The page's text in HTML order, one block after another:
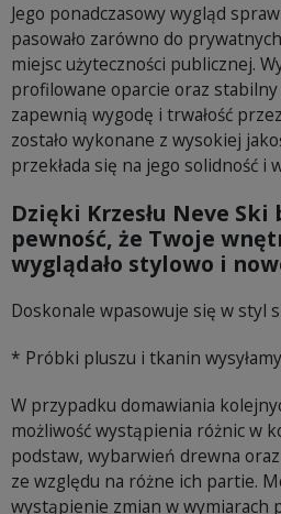
Jego ponadczasowy wygląd
pasowało zarówno do
miejsc użyteczności publicznej.
profilowane oparcie oraz
zapewnią wygodę i trwałość
zostało wykonane z wysokiej
przekłada się na jego solidność i
Dzięki Krzesłu Neve Ski
pewność, że Twoje
wyglądało stylowo i
Doskonale wpasowuje się w styl
* Próbki pluszu i tkanin
W przypadku domawiania
możliwość wystąpienia różnic w
podstaw, wybarwień drewna
ze względu na różne ich partie.
wystąpienie zmian w wymiarach